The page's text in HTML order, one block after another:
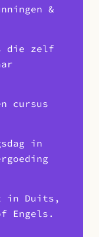
&
die zelf
cursus
in
in Duits,
Engels.